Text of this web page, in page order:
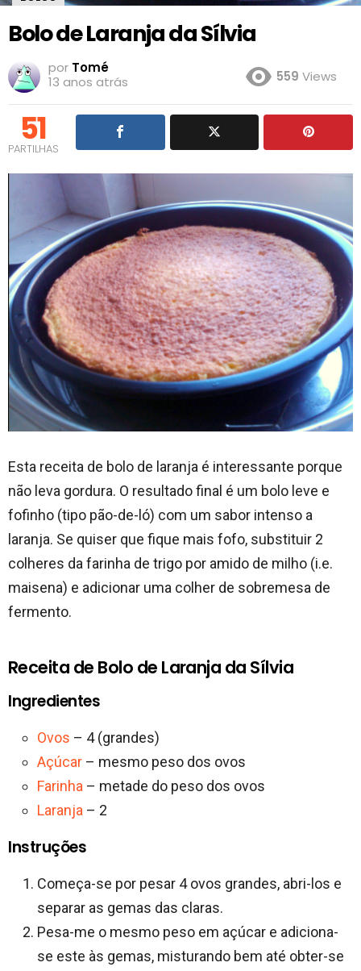
Bolo de Laranja da Sílvia
por Tomé
13 anos atrás
559 Views
51
PARTILHAS
Esta receita de bolo de laranja é interessante porque
não leva gordura. O resultado final é um bolo leve e
fofinho (tipo pão-de-ló) com um sabor intenso a
laranja. Se quiser que fique mais fofo, substituir 2
colheres da farinha de trigo por amido de milho (i.e.
maisena) e adicionar uma colher de sobremesa de
fermento.
Receita de Bolo de Laranja da Sílvia
Ingredientes
Ovos – 4 (grandes)
Açúcar – mesmo peso dos ovos
Farinha – metade do peso dos ovos
Laranja – 2
Instruções
Começa-se por pesar 4 ovos grandes, abri-los e
separar as gemas das claras.
Pesa-me o mesmo peso em açúcar e adiciona-
se este às gemas, misturando bem até obter-se